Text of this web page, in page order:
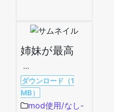
姉妹が最高
…
ダウンロード（1
MB）
mod使用/なし-